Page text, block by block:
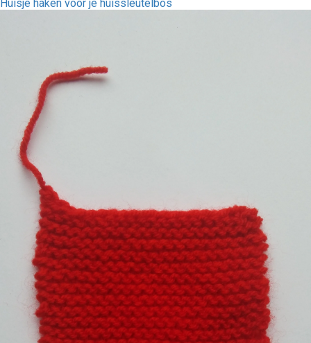
Huisje haken voor je huissleutelbos